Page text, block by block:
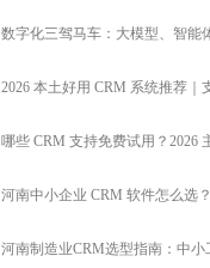
数字化三驾马车：大模型、智能
2026 本土好用 CRM 系统推荐｜
哪些 CRM 支持免费试用？2026
河南中小企业 CRM 软件怎么选
河南制造业CRM选型指南：中小